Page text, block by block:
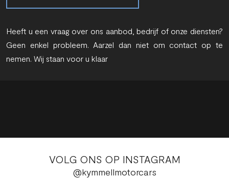
Heeft u een vraag over ons aanbod, bedrijf of onze diensten?
Geen enkel probleem. Aarzel dan niet om contact op te
nemen. Wij staan voor u klaar
VOLG ONS OP INSTAGRAM
@kymmellmotorcars